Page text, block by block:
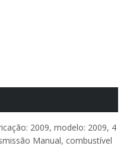
2009, modelo: 2009, 4
Manual, combustível